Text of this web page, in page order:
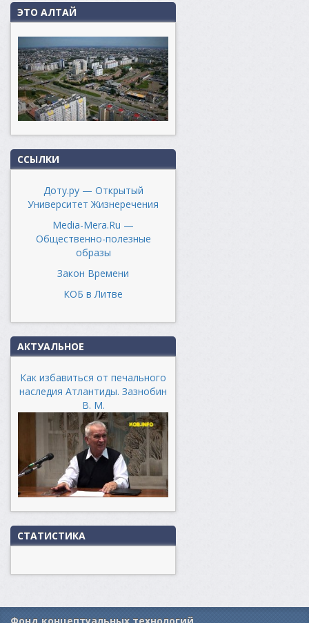
ЭТО АЛТАЙ
ССЫЛКИ
Доту.ру — Открытый
Университет Жизнеречения
Media-Mera.Ru —
Общественно-полезные
образы
Закон Времени
КОБ в Литве
АКТУАЛЬНОЕ
Как избавиться от печального
наследия Атлантиды. Зазнобин
В. М.
СТАТИСТИКА